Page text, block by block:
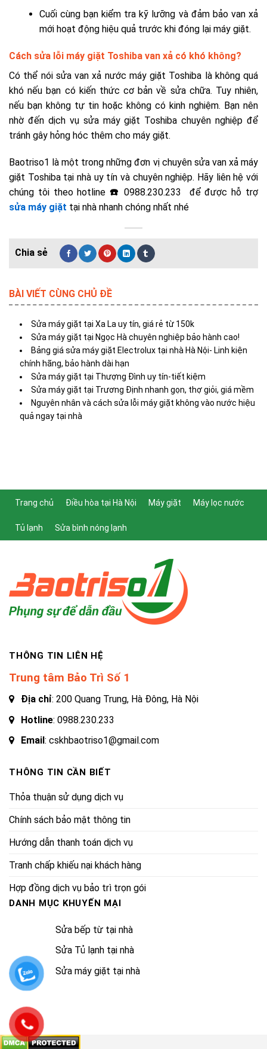
Cuối cùng bạn kiểm tra kỹ lưỡng và đảm bảo van xả
mới hoạt động hiệu quả trước khi đóng lại máy giặt.
Cách sửa lỗi máy giặt Toshiba van xả có khó không?
Có thể nói sửa van xả nước máy giặt Toshiba là không quá
khó nếu bạn có kiến thức cơ bản về sửa chữa. Tuy nhiên,
nếu bạn không tự tin hoặc không có kinh nghiệm. Bạn nên
nhờ đến dịch vụ sửa máy giặt Toshiba chuyên nghiệp để
tránh gây hỏng hóc thêm cho máy giặt.
Baotriso1 là một trong những đơn vị chuyên sửa van xả máy
giặt Toshiba tại nhà uy tín và chuyên nghiệp. Hãy liên hệ với
chúng tôi theo hotline☎️ 0988.230.233 để được hỗ trợ
sửa máy giặt tại nhà nhanh chóng nhất nhé
BÀI VIẾT CÙNG CHỦ ĐỀ
Sửa máy giặt tại Xa La uy tín, giá rẻ từ 150k
Sửa máy giặt tại Ngọc Hà chuyên nghiệp bảo hành cao!
Bảng giá sửa máy giặt Electrolux tại nhà Hà Nội- Linh kiện
chính hãng, bảo hành dài hạn
Sửa máy giặt tại Thượng Đình uy tín-tiết kiệm
Sửa máy giặt tại Trương Định nhanh gọn, thợ giỏi, giá mềm
Nguyên nhân và cách sửa lỗi máy giặt không vào nước hiệu
quả ngay tại nhà
Trang chủ Điều hòa tại Hà Nội Máy giặt Máy lọc nước
Tủ lạnh Sửa bình nóng lạnh
THÔNG TIN LIÊN HỆ
Trung tâm Bảo Trì Số 1
Địa chỉ: 200 Quang Trung, Hà Đông, Hà Nội
Hotline: 0988.230.233
Email : cskhbaotriso1@gmail.com
THÔNG TIN CẦN BIẾT
Thỏa thuận sử dụng dịch vụ
Chính sách bảo mật thông tin
Hướng dẫn thanh toán dịch vụ
Tranh chấp khiếu nại khách hàng
Hợp đồng dịch vụ bảo trì trọn gói
DANH MỤC KHUYẾN MẠI
Sửa bếp từ tại nhà
Sửa Tủ lạnh tại nhà
Sửa máy giặt tại nhà